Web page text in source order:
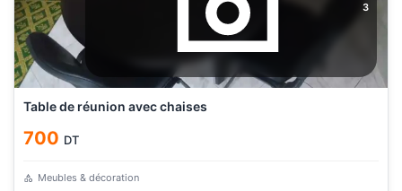
3
Table de réunion avec chaises
700 DT
Meubles & décoration